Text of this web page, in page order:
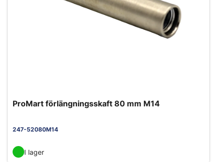
ProMart förlängningsskaft 80 mm M14
247-52080M14
I lager